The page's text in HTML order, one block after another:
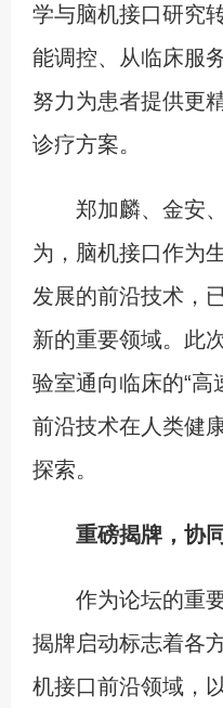
学与脑机接口研究
能调控、从临床服
努力为患者提供更
诊疗方案。
郑加麟、金安、
为，脑机接口作为
发展的前沿技术，
新的重要领域。此
验室通向临床的“高
前沿技术在人类健
探索。
重磅揭牌，协
作为论坛的重要
揭牌启动标志着各
机接口前沿领域，